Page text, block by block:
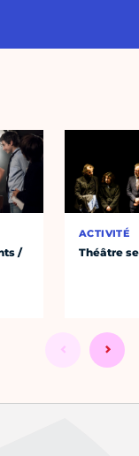
/
ACTIVITÉ
Théâtre